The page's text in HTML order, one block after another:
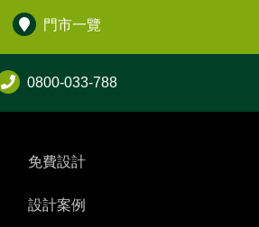
門市一覽
0800-033-788
免費設計
設計案例